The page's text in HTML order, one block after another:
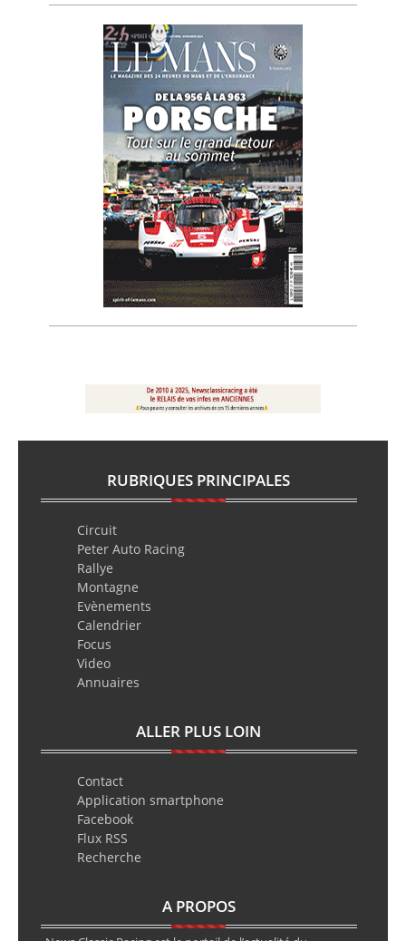
RUBRIQUES PRINCIPALES
Circuit
Peter Auto Racing
Rallye
Montagne
Evènements
Calendrier
Focus
Video
Annuaires
ALLER PLUS LOIN
Contact
Application smartphone
Facebook
Flux RSS
Recherche
A PROPOS